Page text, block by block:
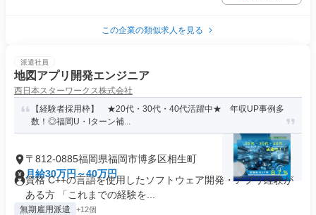
この企業の類似求人を見る
派遣社員
地図アプリ開発エンジニア
西日本スターワークス株式会社
【経験者採用枠】 ★20代・30代・40代活躍中★ 年収UP事例多
数！◎福岡U・Iターン補...
〒812-0885福岡県福岡市博多区相生町
月給30万円～40万円
資格 C++の言語を使用したソフトウェア開発・アプリ経験が
ある方 「これまでの経験を...
無期雇用派遣 +12個